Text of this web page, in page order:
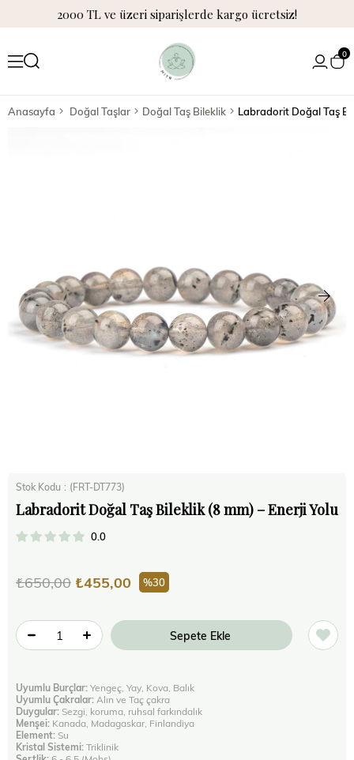
2000 TL ve üzeri siparişlerde kargo ücretsiz!
0
Anasayfa Doğal Taşlar Doğal Taş Bileklik Labradorit Doğal Taş
Stok Kodu (FRT-DT773)
Labradorit Doğal Taş Bileklik (8 mm) – Enerji Yolu
0.0
₺650,00 ₺455,00 30
Uyumlu Burçlar:Yengeç, Yay, Kova, Balık
Uyumlu Çakralar: Alın ve Taç çakra
Duygular: Sezgi, koruma, ruhsal farkındalık
Menşei: Kanada, Madagaskar, Finlandiya
Element: Su
Kristal Sistemi:Triklinik